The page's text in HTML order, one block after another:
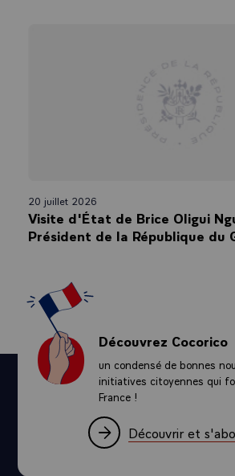
20 juillet 2026
Visite d'État de Brice Oligui
Président de la République du
Découvrez Cocorico
un condensé de bonnes
initiatives citoyennes qui
France !
Découvrir et